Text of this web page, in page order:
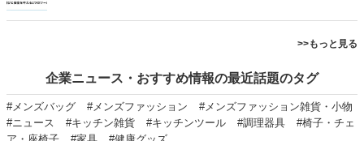
>>もっと見る
企業ニュース・おすすめ情報の最近話題のタグ
#メンズバッグ #メンズファッション
#メンズファッション雑貨・小物
#ニュース
#キッチン雑貨 #キッチンツール #調理器具
#椅子・チェ